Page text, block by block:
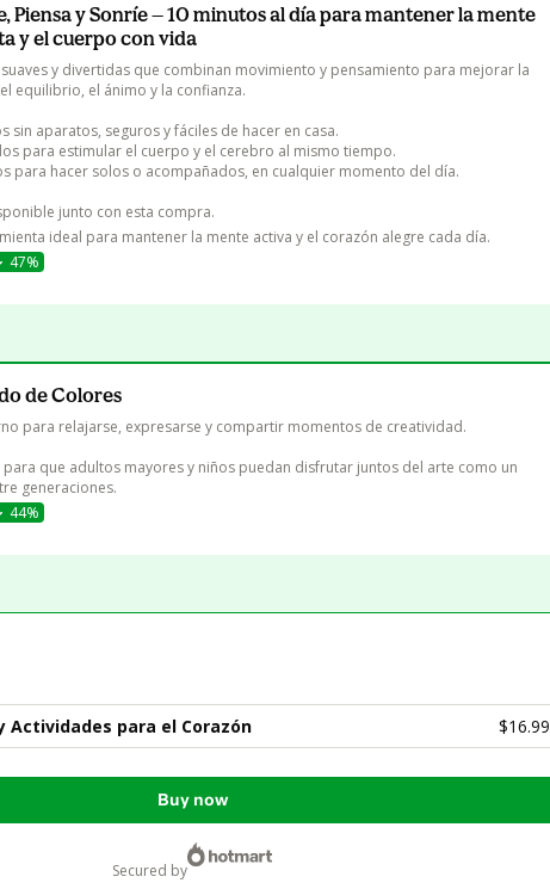
Piensa y Sonríe — 10 minutos al día para mantener la mente
y el cuerpo con vida
y divertidas que combinan movimiento y pensamiento para mejorar la
equilibrio, el ánimo y la confianza.
sin aparatos, seguros y fáciles de hacer en casa.
para estimular el cuerpo y el cerebro al mismo tiempo.
para hacer solos o acompañados, en cualquier momento del día.
junto con esta compra.
ideal para mantener la mente activa y el corazón alegre cada día.
47%
de Colores
para relajarse, expresarse y compartir momentos de creatividad.
generaciones.
44%
Actividades para el Corazón $16.99
Buy now
secured by